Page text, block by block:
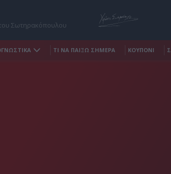
Σωτηρακόπουλου
ΤΙ ΝΑ ΠΑΙΞΩ ΣΗΜΕΡΑ ΚΟΥΠΟΝΙ